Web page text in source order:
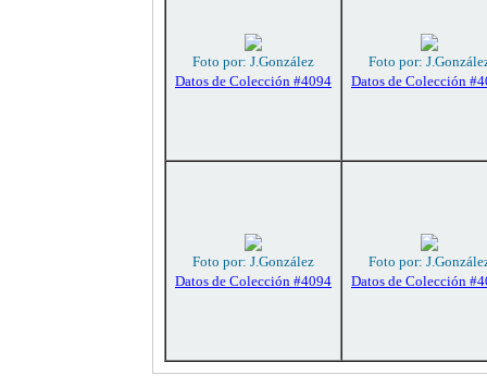
Foto por: J.González
Datos de Colección #4094
Foto por:
Datos de Colección
Foto por: J.González
Datos de Colección #4094
Foto por:
Datos de Colección